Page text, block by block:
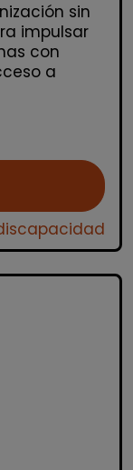
sin
impulsar
con
a